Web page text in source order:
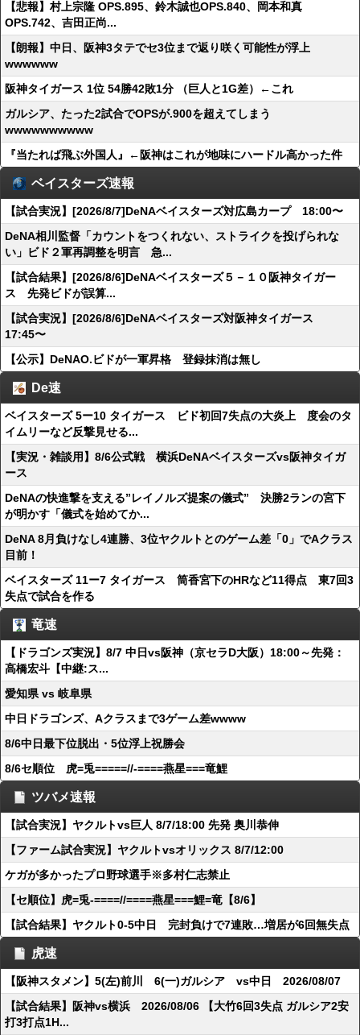
【悲報】村上宗隆 OPS.895、鈴木誠也OPS.840、岡本和真
OPS.742、吉田正尚...
【朗報】中日、阪神3タテでセ3位まで返り咲く可能性が浮上
wwwwww
阪神タイガース 1位 54勝42敗1分 （巨人と1G差）←これ
ガルシア、たった2試合でOPSが.900を超えてしまう
wwwwwwwwww
『当たれば飛ぶ外国人』←阪神はこれが地味にハードル高かった件
ベイスターズ速報
【試合実況】[2026/8/7]DeNAベイスターズ対広島カープ 18:00〜
DeNA相川監督「カウントをつくれない、ストライクを投げられな
い」ビド２軍再調整を明言 急...
【試合結果】[2026/8/6]DeNAベイスターズ５－１０阪神タイガー
ス 先発ビドが誤算...
【試合実況】[2026/8/6]DeNAベイスターズ対阪神タイガース
17:45〜
【公示】DeNAO.ビドが一軍昇格 登録抹消は無し
De速
ベイスターズ 5ー10 タイガース ビド初回7失点の大炎上 度会のタ
イムリーなど反撃見せる...
【実況・雑談用】8/6公式戦 横浜DeNAベイスターズvs阪神タイガ
ース
DeNAの快進撃を支える”レイノルズ提案の儀式” 決勝2ランの宮下
が明かす「儀式を始めてか...
DeNA 8月負けなし4連勝、3位ヤクルトとのゲーム差「0」でAクラス
目前！
ベイスターズ 11ー7 タイガース 筒香宮下のHRなど11得点 東7回3
失点で試合を作る
竜速
【ドラゴンズ実況】8/7 中日vs阪神（京セラD大阪）18:00～先発：
高橋宏斗【中継:ス...
愛知県 vs 岐阜県
中日ドラゴンズ、Aクラスまで3ゲーム差wwww
8/6中日最下位脱出・5位浮上祝勝会
8/6セ順位 虎=兎=====//-====燕星===竜鯉
ツバメ速報
【試合実況】ヤクルトvs巨人 8/7/18:00 先発 奥川恭伸
【ファーム試合実況】ヤクルトvsオリックス 8/7/12:00
ケガが多かったプロ野球選手※多村仁志禁止
【セ順位】虎=兎-====//====燕星===鯉=竜【8/6】
【試合結果】ヤクルト0-5中日 完封負けで7連敗…増居が6回無失点
虎速
【阪神スタメン】5(左)前川 6(一)ガルシア vs中日 2026/08/07
【試合結果】阪神vs横浜 2026/08/06 【大竹6回3失点 ガルシア2安
打3打点1H...